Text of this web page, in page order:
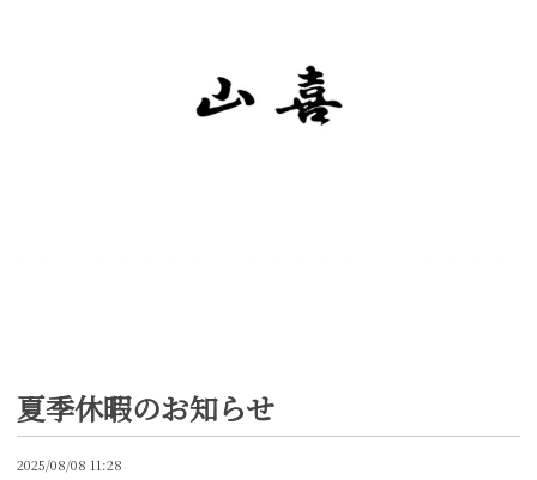
夏季休暇のお知らせ
2025/08/08 11:28